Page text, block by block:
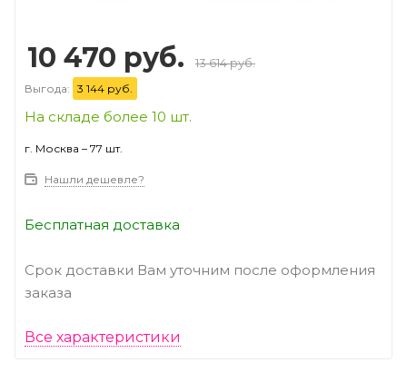
10 470 руб. 13 614 руб.
Выгода: 3 144 руб.
На складе более 10 шт.
г. Москва – 77 шт.
Нашли дешевле?
Бесплатная доставка
Срок доставки Вам уточним после оформления
заказа
Все характеристики